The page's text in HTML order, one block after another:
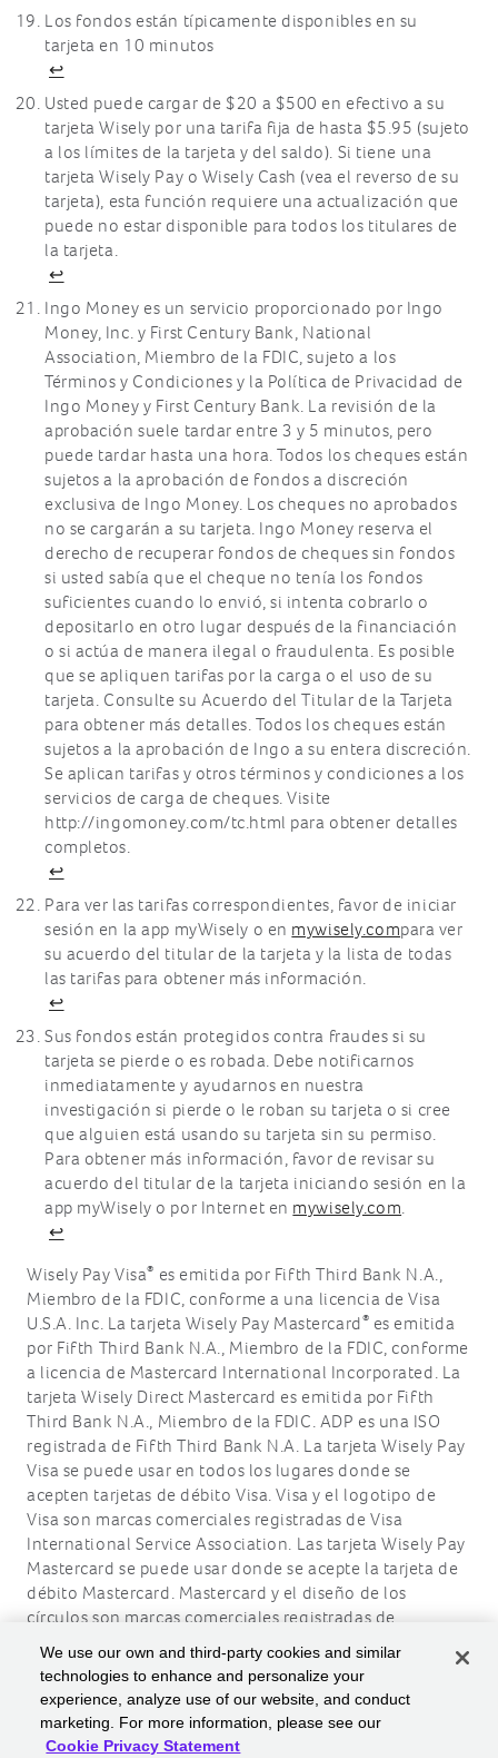
Los fondos están típicamente disponibles en su
tarjeta en 10 minutos
↩
Usted puede cargar de $20 a $500 en efectivo a su
tarjeta Wisely por una tarifa fija de hasta $5.95 (sujeto
a los límites de la tarjeta y del saldo). Si tiene una
tarjeta Wisely Pay o Wisely Cash (vea el reverso de su
tarjeta), esta función requiere una actualización que
puede no estar disponible para todos los titulares de
la tarjeta.
↩
Ingo Money es un servicio proporcionado por Ingo
Money, Inc. y First Century Bank, National
Association, Miembro de la FDIC, sujeto a los
Términos y Condiciones y la Política de Privacidad de
Ingo Money y First Century Bank. La revisión de la
aprobación suele tardar entre 3 y 5 minutos, pero
puede tardar hasta una hora. Todos los cheques están
sujetos a la aprobación de fondos a discreción
exclusiva de Ingo Money. Los cheques no aprobados
no se cargarán a su tarjeta. Ingo Money reserva el
derecho de recuperar fondos de cheques sin fondos
si usted sabía que el cheque no tenía los fondos
suficientes cuando lo envió, si intenta cobrarlo o
depositarlo en otro lugar después de la financiación
o si actúa de manera ilegal o fraudulenta. Es posible
que se apliquen tarifas por la carga o el uso de su
tarjeta. Consulte su Acuerdo del Titular de la Tarjeta
para obtener más detalles. Todos los cheques están
sujetos a la aprobación de Ingo a su entera discreción.
Se aplican tarifas y otros términos y condiciones a los
servicios de carga de cheques. Visite
http://ingomoney.com/tc.html para obtener detalles
completos.
↩
Para ver las tarifas correspondientes, favor de iniciar
sesión en la app myWisely o en mywisely.compara ver
su acuerdo del titular de la tarjeta y la lista de todas
las tarifas para obtener más información.
↩
Sus fondos están protegidos contra fraudes si su
tarjeta se pierde o es robada. Debe notificarnos
inmediatamente y ayudarnos en nuestra
investigación si pierde o le roban su tarjeta o si cree
que alguien está usando su tarjeta sin su permiso.
Para obtener más información, favor de revisar su
acuerdo del titular de la tarjeta iniciando sesión en la
app myWisely o por Internet en mywisely.com.
↩
Wisely Pay Visa® es emitida por Fifth Third Bank N.A.,
Miembro de la FDIC, conforme a una licencia de Visa
U.S.A. Inc. La tarjeta Wisely Pay Mastercard® es emitida
por Fifth Third Bank N.A., Miembro de la FDIC, conforme
a licencia de Mastercard International Incorporated. La
tarjeta Wisely Direct Mastercard es emitida por Fifth
Third Bank N.A., Miembro de la FDIC. ADP es una ISO
registrada de Fifth Third Bank N.A. La tarjeta Wisely Pay
Visa se puede usar en todos los lugares donde se
acepten tarjetas de débito Visa. Visa y el logotipo de
Visa son marcas comerciales registradas de Visa
International Service Association. Las tarjeta Wisely Pay
Mastercard se puede usar donde se acepte la tarjeta de
débito Mastercard. Mastercard y el diseño de los
círculos son marcas comerciales registradas de
Mastercard International Incorporated.
ADP, el logotipo de ADP, Wisely, myWisely y el logotipo
de Wisely son marcas comerciales registradas de ADP,
Inc.
We use our own and third-party cookies and similar
technologies to enhance and personalize your
experience, analyze use of our website, and conduct
marketing. For more information, please see our
Cookie Privacy Statement